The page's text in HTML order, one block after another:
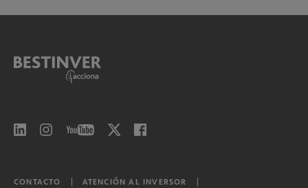
Bestinver Bonos Institucional II, F.I.
Bestinver Bonos Institucional IV, F.I.
CONTACTO
ATENCIÓN AL INVERSOR